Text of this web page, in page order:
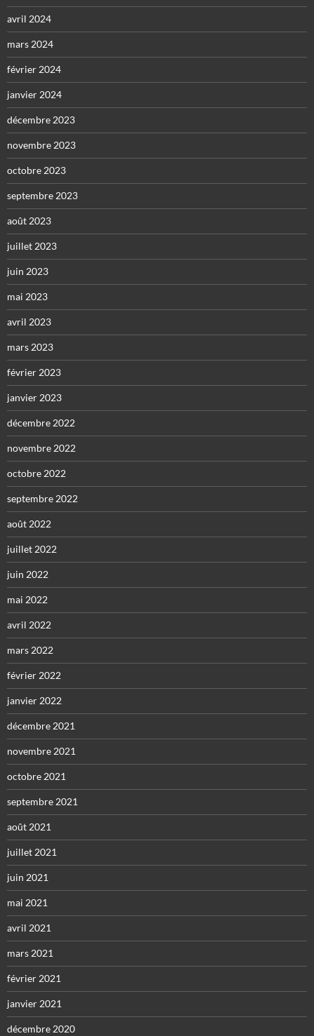
avril 2024
mars 2024
février 2024
janvier 2024
décembre 2023
novembre 2023
octobre 2023
septembre 2023
août 2023
juillet 2023
juin 2023
mai 2023
avril 2023
mars 2023
février 2023
janvier 2023
décembre 2022
novembre 2022
octobre 2022
septembre 2022
août 2022
juillet 2022
juin 2022
mai 2022
avril 2022
mars 2022
février 2022
janvier 2022
décembre 2021
novembre 2021
octobre 2021
septembre 2021
août 2021
juillet 2021
juin 2021
mai 2021
avril 2021
mars 2021
février 2021
janvier 2021
décembre 2020